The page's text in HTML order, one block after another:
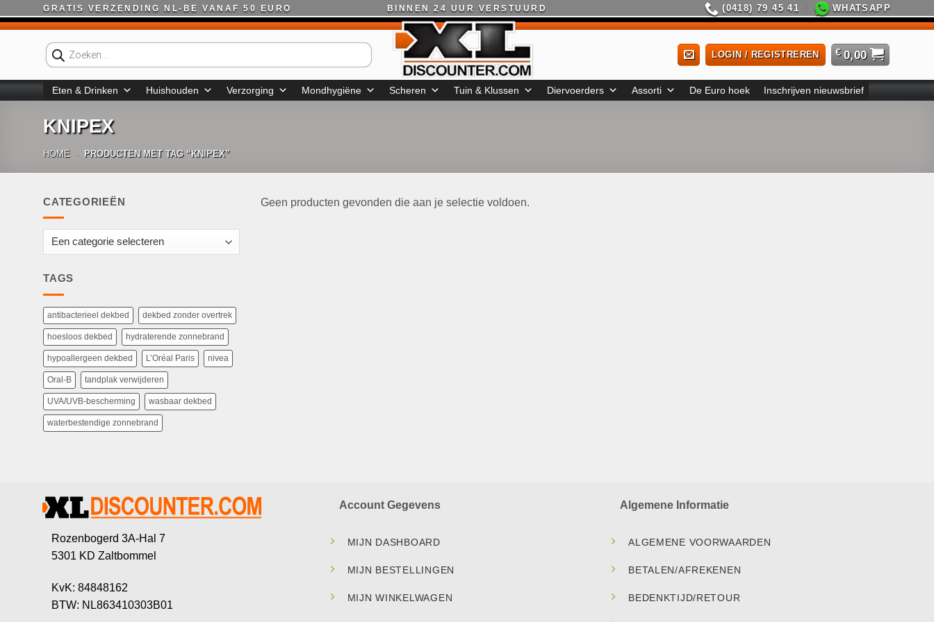
naar
GRATIS VERZENDING NL-BE VANAF 50 EURO BINNEN 24 UUR VERSTUURD (0418) 79 45 41 WHATSAPP
Producten
zoeken
LOGIN / REGISTREREN € 0,00
Eten & Drinken Huishouden Verzorging Mondhygiëne Scheren Tuin & Klussen Diervoerders Assorti De Euro hoek Inschrijven nieuwsbrief
KNIPEX
HOME - PRODUCTEN MET TAG “KNIPEX”
CATEGORIEËN
TAGS
antibacterieel dekbed dekbed zonder overtrek
hoesloos dekbed hydraterende zonnebrand
hypoallergeen dekbed L’Oréal Paris nivea
Oral-B tandplak verwijderen
UVA/UVB-bescherming wasbaar dekbed
waterbestendige zonnebrand
Geen producten gevonden die aan je selectie voldoen.
Rozenbogerd 3A-Hal 7
5301 KD Zaltbommel
KvK: 84848162
BTW: NL863410303B01
Account Gegevens
MIJN DASHBOARD
MIJN BESTELLINGEN
MIJN WINKELWAGEN
Algemene Informatie
ALGEMENE VOORWAARDEN
BETALEN/AFREKENEN
BEDENKTIJD/RETOUR